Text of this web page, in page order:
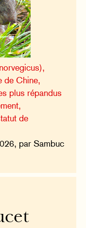
de Chine,
plus répandus
de
par Sambuc